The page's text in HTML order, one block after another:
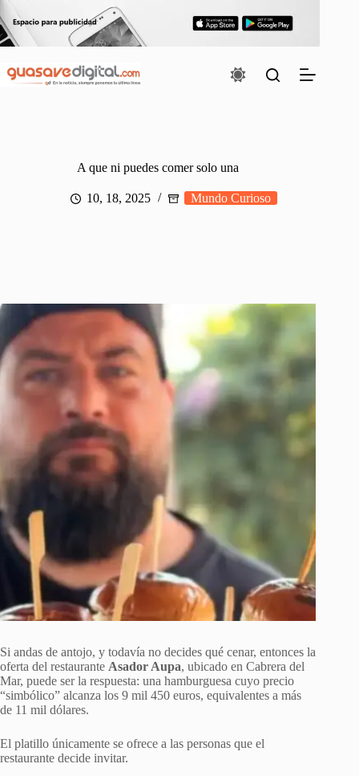
al
contenido
A que ni puedes comer solo una
10, 18, 2025 Mundo Curioso
Si andas de antojo, y todavía no decides qué cenar, entonces la
oferta del restaurante Asador Aupa, ubicado en Cabrera del
Mar, puede ser la respuesta: una hamburguesa cuyo precio
“simbólico” alcanza los 9 mil 450 euros, equivalentes a más
de 11 mil dólares.
El platillo únicamente se ofrece a las personas que el
restaurante decide invitar.